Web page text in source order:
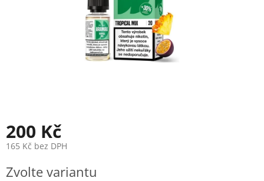
200 Kč
165 Kč bez DPH
cena:
Zvolte variantu